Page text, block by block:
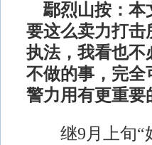
鄢烈山按：本
要这么卖力打击
执法，我看也不
不做的事，完全
警力用有更重要
继9月上旬“好